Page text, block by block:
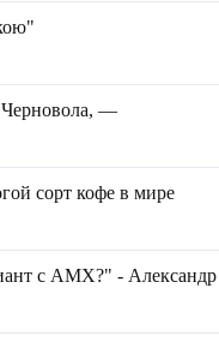
Черновола, —
сорт кофе в мире
с AMX?" - Александр